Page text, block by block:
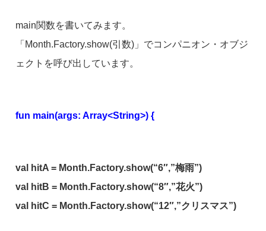
main関数を書いてみます。
「Month.Factory.show(引数)」でコンパニオン・オブジ
ェクトを呼び出しています。
fun main(args: Array<String>) {
val hitA = Month.Factory.show(“6″,”梅雨”)
val hitB = Month.Factory.show(“8″,”花火”)
val hitC = Month.Factory.show(“12″,”クリスマス”)